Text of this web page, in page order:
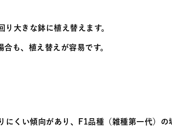
大きな鉢に植え替えます。
も、植え替えが容易です。
くい傾向があり、F1品種（雑種第一代）の